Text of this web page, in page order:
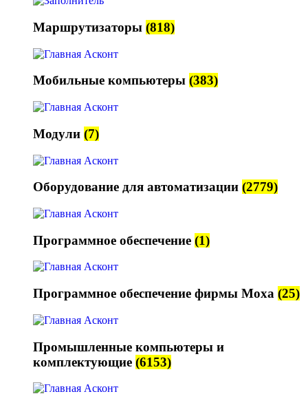
Маршрутизаторы (818)
Мобильные компьютеры (383)
Модули (7)
Оборудование для автоматизации (2779)
Программное обеспечение (1)
Программное обеспечение фирмы Moxa (25)
Промышленные компьютеры и
комплектующие (6153)